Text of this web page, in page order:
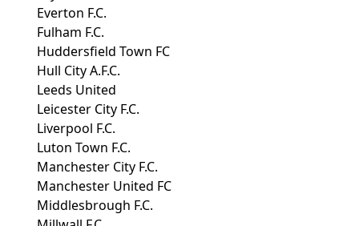
Everton F.C.
Fulham F.C.
Huddersfield Town FC
Hull City A.F.C.
Leeds United
Leicester City F.C.
Liverpool F.C.
Luton Town F.C.
Manchester City F.C.
Manchester United FC
Middlesbrough F.C.